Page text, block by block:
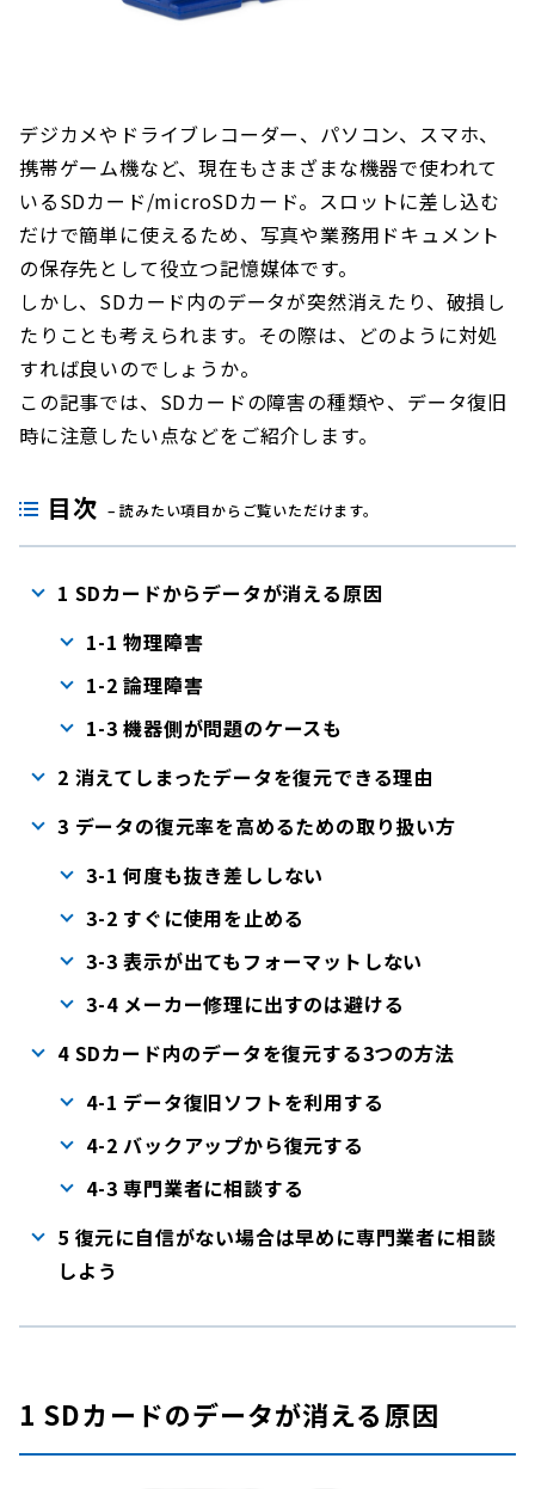
デジカメやドライブレコーダー、パソコン、スマホ、
携帯ゲーム機など、現在もさまざまな機器で使われて
いるSDカード/microSDカード。スロットに差し込む
だけで簡単に使えるため、写真や業務用ドキュメント
の保存先として役立つ記憶媒体です。
しかし、SDカード内のデータが突然消えたり、破損し
たりことも考えられます。その際は、どのように対処
すれば良いのでしょうか。
この記事では、SDカードの障害の種類や、データ復旧
時に注意したい点などをご紹介します。
目次 – 読みたい項目からご覧いただけます。
1 SDカードからデータが消える原因
1-1 物理障害
1-2 論理障害
1-3 機器側が問題のケースも
2 消えてしまったデータを復元できる理由
3 データの復元率を高めるための取り扱い方
3-1 何度も抜き差ししない
3-2 すぐに使用を止める
3-3 表示が出てもフォーマットしない
3-4 メーカー修理に出すのは避ける
4 SDカード内のデータを復元する3つの方法
4-1 データ復旧ソフトを利用する
4-2 バックアップから復元する
4-3 専門業者に相談する
5 復元に自信がない場合は早めに専門業者に相談
しよう
1 SDカードのデータが消える原因